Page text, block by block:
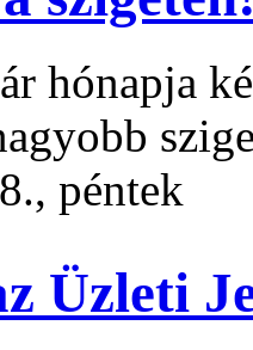
hónapja
péntek
Üzleti